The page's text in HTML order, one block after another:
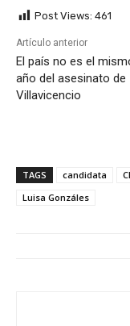
Post Views: 461
Artículo anterior
El país no es el
año del asesinato de
Villavicencio
TAGS candidata
Luisa Gonzáles